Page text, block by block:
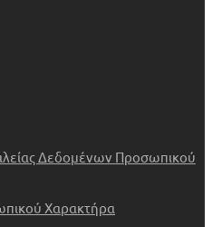
Δεδομένων Προσωπικού
Χαρακτήρα